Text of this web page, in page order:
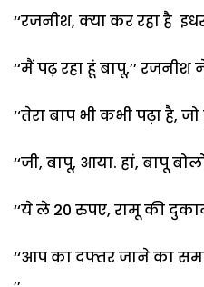
‘‘रजनीश, क्या कर रहा है
‘‘मैं पढ़ रहा हूं बापू,’’ रजनीश
‘‘तेरा बाप भी कभी पढ़ा है,
‘‘जी, बापू, आया. हां, बापू
‘‘ये ले 20 रुपए, रामू की
‘‘आप का दफ्तर जाने का